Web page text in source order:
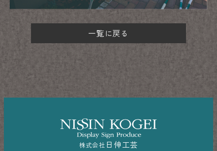
一覧に戻る
株式会社 日伸工芸